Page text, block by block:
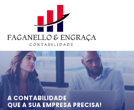
A CONTABILIDADE
QUE A SUA EMPRESA PRECISA!